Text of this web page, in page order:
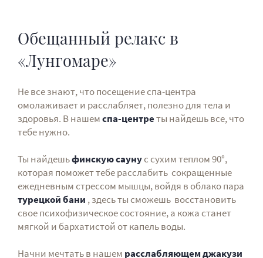
Обещанный релакс в
«Лунгомаре»
Не все знают, что посещение спа-центра
омолаживaет и расслабляет, полезно для тела и
здоровья. В нашемспа-центреты найдешь все, что
тебе нужно.
Ты найдешьфинскую саунус сухим теплом 90°,
которая поможет тебе расслабить сокращенные
ежедневным стрессом мышцы, войдя в облако пара
турецкой бани , здесь ты сможешь восстановить
свое психофизическое состояние, a кожа станет
мягкой и бархатистой от капель воды.
Начни мечтать в нашем расслабляющем джакузи